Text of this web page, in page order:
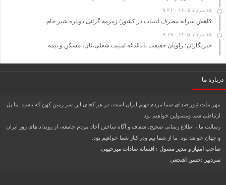
۱۵ مرداد ۱۴۰۵ - ۹:۳۱
کاهش سرانه مصرف لبنیات در کشور/ زمزمه گرانی دوباره شیر خام
۱۵ مرداد ۱۴۰۵ - ۹:۱۹
خبرنگاران؛ راویان حقیقت با دغدغه امنیت شغلی،نان، مسکن و بیمه
درباره ما
مهر ملت نیوز صدای شما مردم فهیم ایران است، در هر کجای این سر زمین کهن که باشید. ما پل
ارتباطی شما ومسولین خواهیم بود.
رسالت ما ، اطلاع رسانی صحیح، شفاف و آگاه ساختن آحاد مردم جامعه، از رویداد های روز ایران
و جهان خواهد بود. ما از شما ییم ودر کنار شما خواهیم بود.
صاحب امتیاز و مدیر مسول : افسانه سادات میرحبیبی
سردبیر :حسن اشجعی